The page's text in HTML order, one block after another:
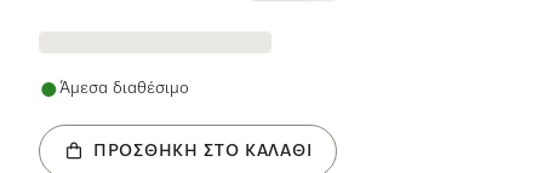
Άμεσα διαθέσιμο
ΠΡΟΣΘΉΚΗ ΣΤΟ ΚΑΛΆΘΙ